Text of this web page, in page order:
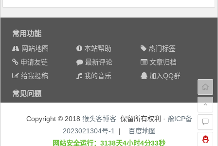
常用功能
网站地图 本站帮助
热门标签
申请友链
最新评论
文章归档
给我投稿
我的音乐 加入QQ群
常见问题
Copyright © 2018 猴头客博客保留所有权利 · 豫ICP备
2023021304号-1 |
百度地图
网站安全运行：3138天4小时4分33秒